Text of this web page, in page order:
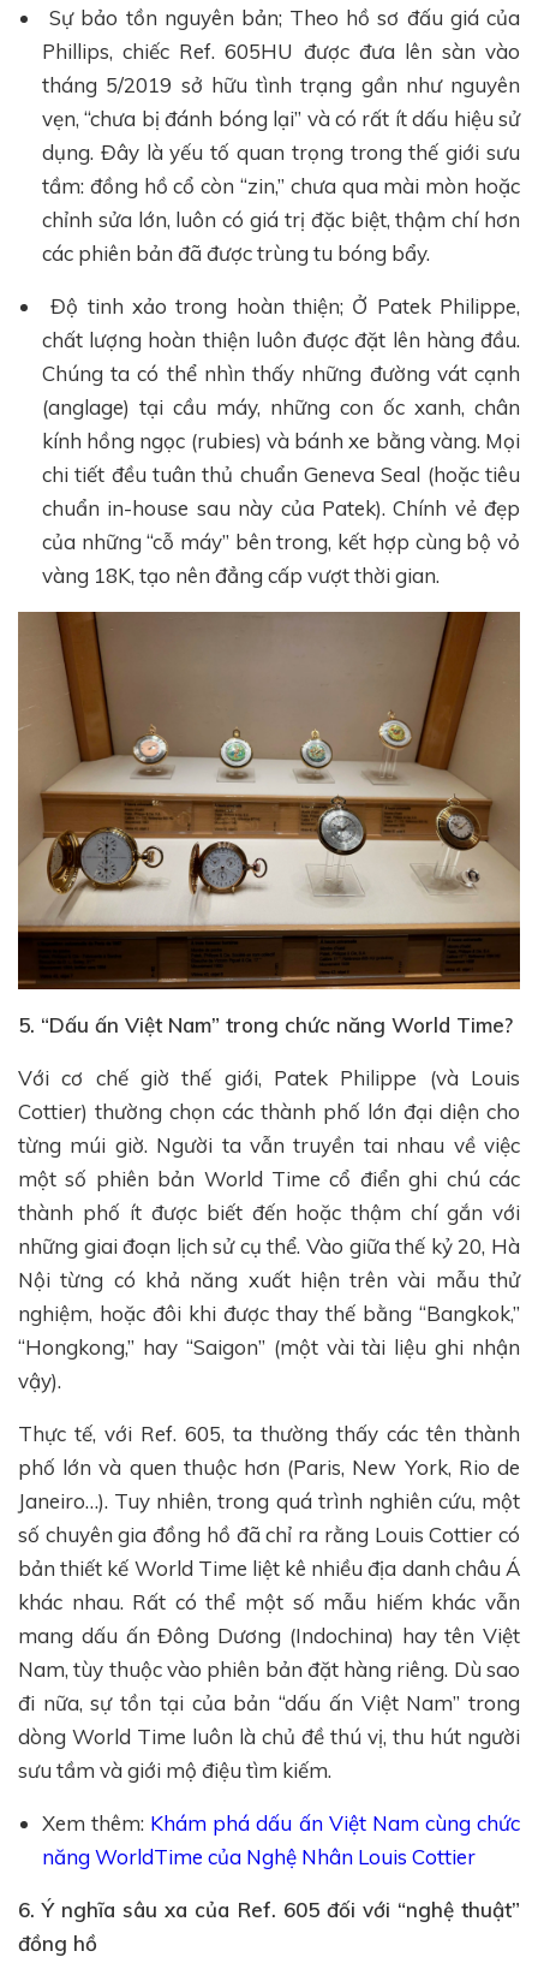
Sự bảo tồn nguyên bản; Theo hồ sơ đấu giá của
Phillips, chiếc Ref. 605HU được đưa lên sàn vào
tháng 5/2019 sở hữu tình trạng gần như nguyên
vẹn, “chưa bị đánh bóng lại” và có rất ít dấu hiệu sử
dụng. Đây là yếu tố quan trọng trong thế giới sưu
tầm: đồng hồ cổ còn “zin,” chưa qua mài mòn hoặc
chỉnh sửa lớn, luôn có giá trị đặc biệt, thậm chí hơn
các phiên bản đã được trùng tu bóng bẩy.
Độ tinh xảo trong hoàn thiện; Ở Patek Philippe,
chất lượng hoàn thiện luôn được đặt lên hàng đầu.
Chúng ta có thể nhìn thấy những đường vát cạnh
(anglage) tại cầu máy, những con ốc xanh, chân
kính hồng ngọc (rubies) và bánh xe bằng vàng. Mọi
chi tiết đều tuân thủ chuẩn Geneva Seal (hoặc tiêu
chuẩn in-house sau này của Patek). Chính vẻ đẹp
của những “cỗ máy” bên trong, kết hợp cùng bộ vỏ
vàng 18K, tạo nên đẳng cấp vượt thời gian.
5. “Dấu ấn Việt Nam” trong chức năng World Time?
Với cơ chế giờ thế giới, Patek Philippe (và Louis
Cottier) thường chọn các thành phố lớn đại diện cho
từng múi giờ. Người ta vẫn truyền tai nhau về việc
một số phiên bản World Time cổ điển ghi chú các
thành phố ít được biết đến hoặc thậm chí gắn với
những giai đoạn lịch sử cụ thể. Vào giữa thế kỷ 20, Hà
Nội từng có khả năng xuất hiện trên vài mẫu thử
nghiệm, hoặc đôi khi được thay thế bằng “Bangkok,”
“Hongkong,” hay “Saigon” (một vài tài liệu ghi nhận
vậy).
Thực tế, với Ref. 605, ta thường thấy các tên thành
phố lớn và quen thuộc hơn (Paris, New York, Rio de
Janeiro…). Tuy nhiên, trong quá trình nghiên cứu, một
số chuyên gia đồng hồ đã chỉ ra rằng Louis Cottier có
bản thiết kế World Time liệt kê nhiều địa danh châu Á
khác nhau. Rất có thể một số mẫu hiếm khác vẫn
mang dấu ấn Đông Dương (Indochina) hay tên Việt
Nam, tùy thuộc vào phiên bản đặt hàng riêng. Dù sao
đi nữa, sự tồn tại của bản “dấu ấn Việt Nam” trong
dòng World Time luôn là chủ đề thú vị, thu hút người
sưu tầm và giới mộ điệu tìm kiếm.
Xem thêm: Khám phá dấu ấn Việt Nam cùng chức
năng WorldTime của Nghệ Nhân Louis Cottier
6. Ý nghĩa sâu xa của Ref. 605 đối với “nghệ thuật”
đồng hồ